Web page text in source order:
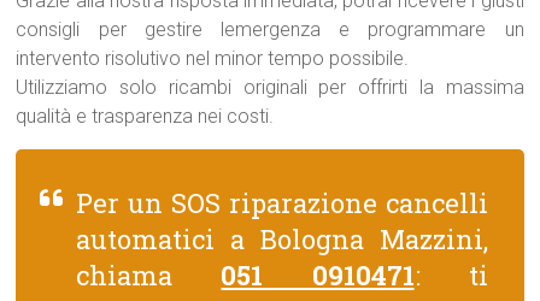
consigli per gestire lemergenza e programmare un
intervento risolutivo nel minor tempo possibile.
Utilizziamo solo ricambi originali per offrirti la massima
qualità e trasparenza nei costi.
Per un SOS riparazione cancelli
automatici a Bologna Mazzini,
chiama 051 0910471: ti